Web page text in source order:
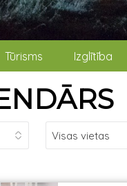
Tūrisms Izglītība